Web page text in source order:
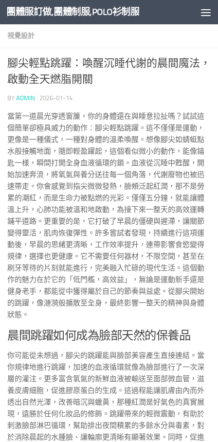
Skip to content
團體服訂做,團體制服,POLO衫制服
視覺設計
腳尖輕點跳躍：喚醒沉睡代謝的晨間魔法，
啟動全天燃脂開關
BY ADMIN · 2026-01-14
當第一道晨光穿透窗簾，你的身體還在與睡意拉扯嗎？試試這
個簡單卻極具威力的動作：腳尖輕點跳躍。這不僅僅是運動，
更像是一種儀式，一種對身體的溫柔喚醒。想像腳尖如蜻蜓點
水般接觸地面，隨即輕盈躍起，這個看似微小的動作，能像鑰
匙一樣，瞬間打開全身血液循環的鎖。血液從沉睡中甦醒，開
始加速奔流，將氧氣與養分送往每一個角落，代謝廢物也被迅
速帶走。你會感覺到指尖微微發熱，臉頰泛起紅潤，那不是勞
累的潮紅，而是生命力被點燃的光彩。僅僅五分鐘，就能讓體
溫上升，心肺功能被溫和地啟動，為接下來一整天的高效運轉
鋪平道路。更重要的是，它打破了早晨的僵硬與遲滯，讓關節
變得靈活，肌肉恢復彈性。許多嘗試者發現，持續進行這項運
動後，早晨的思緒更清晰，工作效率提升，連帶影響食慾變得
規律，選擇也更健康。它不需要任何器材，不限空間，甚至在
刷牙等待的片刻就能進行，完美融入忙碌的現代生活。這個動
作的魅力在於它的「低門檻，高效益」，無論是運動新手還是
健身老手，都能從中獲得屬於自己的節奏與益處。從腳尖開始
的跳躍，像漣漪般擴散至全身，最終影響一整天的精神與身體
狀態。
晨間跳躍如何成為臉部天然的保養品
你可能從未想過，腳尖的跳躍能與臉部美容產生直接連結。當
你規律地進行跳躍，加速的血液循環就像為臉部進行了一次深
層的灌注。更多富含氧氣的新鮮血液被輸送至面部微血管，滋
養皮膚細胞，促進膠原蛋白的生成。這過程能讓肌膚由內而外
透出自然光澤，改善暗沉與蠟黃，那種紅潤是好氣色的真實展
現，遠勝於任何化妝品的修飾。跳躍帶來的輕微震動，有助於
刺激臉部淋巴循環，幫助排出夜間積累的多餘水分與毒素，對
於消除晨起的水腫臉、讓輪廓更清晰有顯著效果。同時，促進